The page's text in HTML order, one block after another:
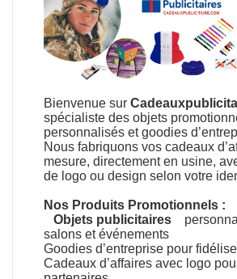
Bienvenue sur
spécialiste des objets
personnalisés et goodies
Nous fabriquons vos cadeaux
mesure, directement en usine,
de logo ou design selon votre
Nos Produits Promotionnels :
Objets publicitaires
salons et événements
Goodies d’entreprise pour
Cadeaux d’affaires avec logo